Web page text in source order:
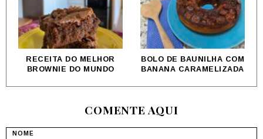
BOLO DE BAUNILHA COM
BANANA CARAMELIZADA
PÃO DE QUEIJO 2
INGREDIENTES
COMENTE AQUI